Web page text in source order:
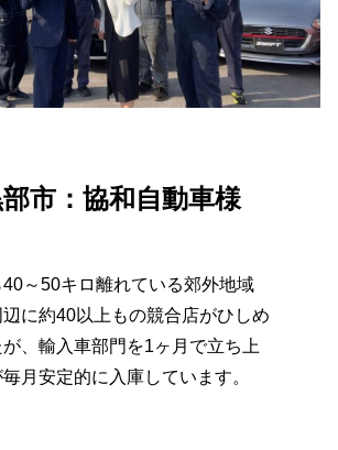
市：協和自動車様
～50キロ離れている郊外地域
に約40以上もの競合店がひしめ
、輸入車部門を1ヶ月で立ち上
月安定的に入庫しています。